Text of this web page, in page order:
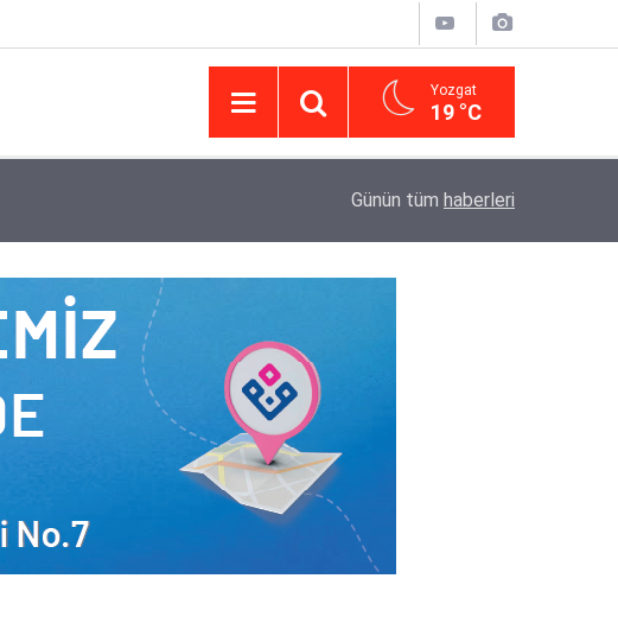
Yozgat
19 °C
Yargıtay’da iletişim hamlesi: Kurumsal
Günün tüm haberleri